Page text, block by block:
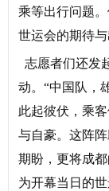
乘等出行问题
世运会的期待
志愿者们还发
动。“中国队，
此起彼伏，乘
与自豪。这阵
期盼，更将成
为开幕当日的